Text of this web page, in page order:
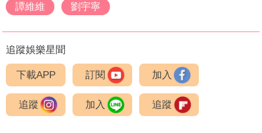
譚維維 劉宇寧
追蹤娛樂星聞
下載APP 訂閱 加入
追蹤 加入 追蹤